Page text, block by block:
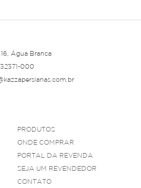
Água Branca
000
PRODUTOS
ONDE COMPRAR
PORTAL DA REVENDA
SEJA UM REVENDEDOR
CONTATO